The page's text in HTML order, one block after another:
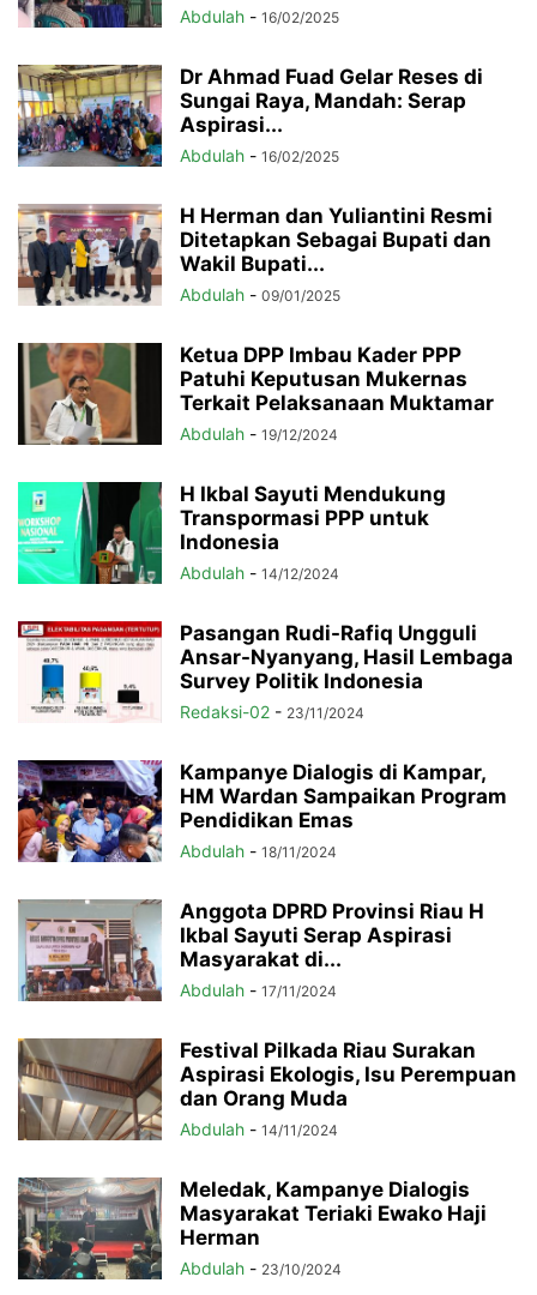
Abdulah - 16/02/2025
Dr Ahmad Fuad Gelar Reses di
Sungai Raya, Mandah: Serap
Aspirasi...
Abdulah - 16/02/2025
H Herman dan Yuliantini Resmi
Ditetapkan Sebagai Bupati dan
Wakil Bupati...
Abdulah - 09/01/2025
Ketua DPP Imbau Kader PPP
Patuhi Keputusan Mukernas
Terkait Pelaksanaan Muktamar
Abdulah - 19/12/2024
H Ikbal Sayuti Mendukung
Transpormasi PPP untuk
Indonesia
Abdulah - 14/12/2024
Pasangan Rudi-Rafiq Ungguli
Ansar-Nyanyang, Hasil Lembaga
Survey Politik Indonesia
Redaksi-02 - 23/11/2024
Kampanye Dialogis di Kampar,
HM Wardan Sampaikan Program
Pendidikan Emas
Abdulah - 18/11/2024
Anggota DPRD Provinsi Riau H
Ikbal Sayuti Serap Aspirasi
Masyarakat di...
Abdulah - 17/11/2024
Festival Pilkada Riau Surakan
Aspirasi Ekologis, Isu Perempuan
dan Orang Muda
Abdulah - 14/11/2024
Meledak, Kampanye Dialogis
Masyarakat Teriaki Ewako Haji
Herman
Abdulah - 23/10/2024